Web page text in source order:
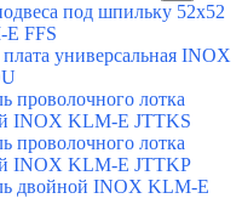
под шпильку 52x52
FFS
универсальная INOX
проволочного лотка
INOX KLM-E JTTKS
проволочного лотка
INOX KLM-E JTTKP
двойной INOX KLM-E